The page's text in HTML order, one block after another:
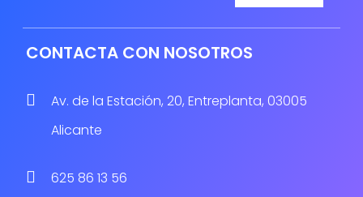
CONTACTA CON NOSOTROS

Av. de la Estación, 20, Entreplanta, 03005
Alicante
 625 86 13 56